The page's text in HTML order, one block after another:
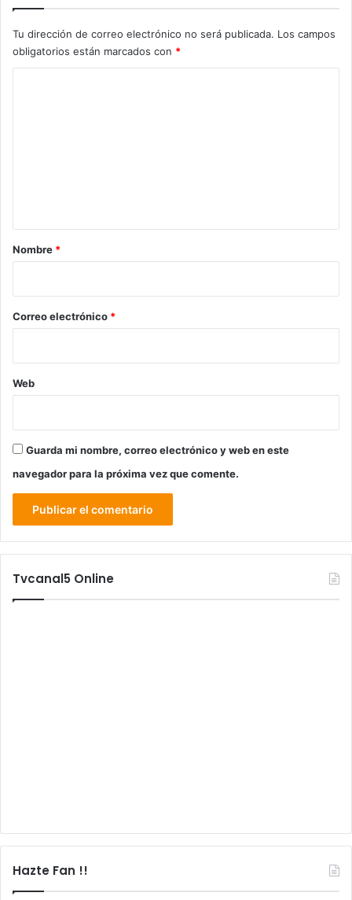
Tu dirección de correo electrónico no será publicada. Los campos
obligatorios están marcados con *
r
*
Nombre *
Correo electrónico *
Web
Guarda mi nombre, correo electrónico y web en este
navegador para la próxima vez que comente.
Tvcanal5 Online
Hazte Fan !!